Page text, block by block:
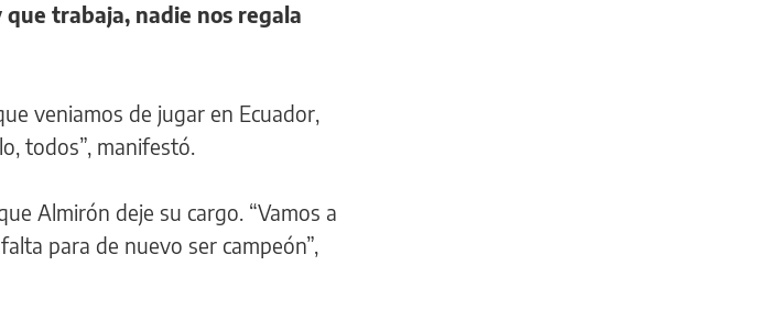
trabaja, nadie nos regala
veniamos de jugar en Ecuador,
todos”, manifestó.
Almirón deje su cargo. “Vamos a
para de nuevo ser campeón”,